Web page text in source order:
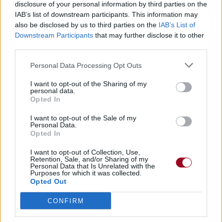
disclosure of your personal information by third parties on the
IAB’s list of downstream participants. This information may
also be disclosed by us to third parties on the IAB’s List of
Downstream Participants that may further disclose it to other
Personal Data Processing Opt Outs
I want to opt-out of the Sharing of my
personal data.
Opted In
I want to opt-out of the Sale of my
Personal Data.
Opted In
I want to opt-out of Collection, Use,
Retention, Sale, and/or Sharing of my
Personal Data that Is Unrelated with the
Purposes for which it was collected.
Opted Out
CONFIRM